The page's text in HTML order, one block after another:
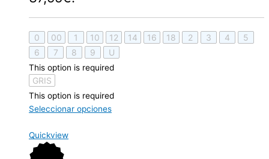
0 00 1 10 12 14 16 18 2 3 4
5
6
7 8 9 U
This option is required
GRIS
This option is required
Seleccionar opciones
Quickview